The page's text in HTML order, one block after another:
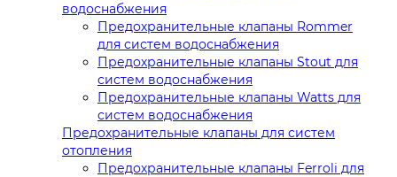
водоснабжения
Предохранительные клапаны Rommer
для систем водоснабжения
Предохранительные клапаны Stout для
систем водоснабжения
Предохранительные клапаны Watts для
систем водоснабжения
Предохранительные клапаны для систем
отопления
Предохранительные клапаны Ferroli для